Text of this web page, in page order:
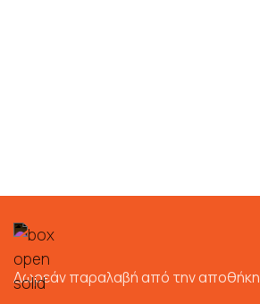
Δωρεάν παραλαβή από την αποθήκη